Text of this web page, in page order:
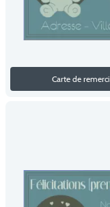
Carte de